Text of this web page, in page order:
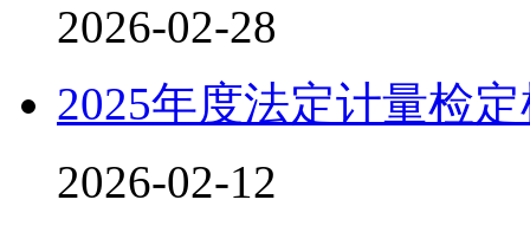
2026-02-28
2025年度法定计量检
2026-02-12